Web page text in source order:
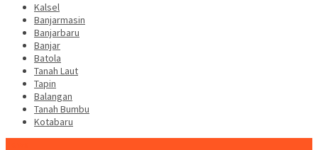
Kalsel
Banjarmasin
Banjarbaru
Banjar
Batola
Tanah Laut
Tapin
Balangan
Tanah Bumbu
Kotabaru